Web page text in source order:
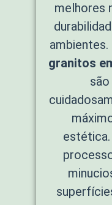
melhores
granitos